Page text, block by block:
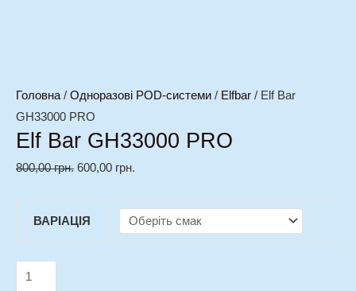
Головна / Одноразові POD-системи / Elfbar / Elf Bar
GH33000 PRO
Elf Bar GH33000 PRO
800,00грн. 600,00 грн.
ВАРІАЦІЯ